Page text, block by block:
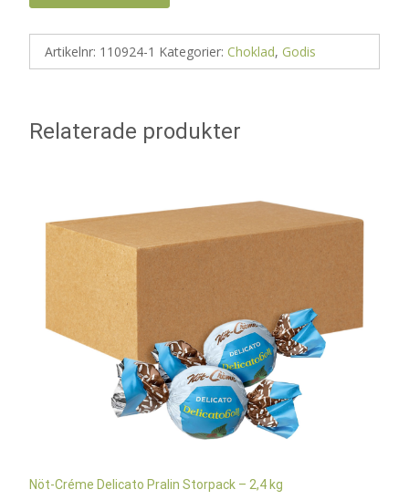
Artikelnr: 110924-1 Kategorier: Choklad, Godis
Relaterade produkter
Nöt-Créme Delicato Pralin Storpack – 2,4 kg